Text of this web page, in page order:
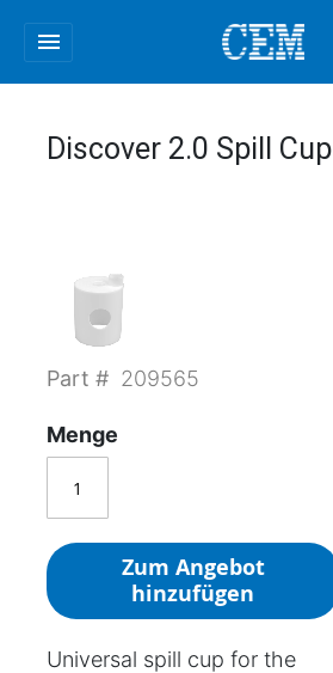
menu
Discover 2.0 Spill Cup
Part # 209565
Menge
Zum Angebot
hinzufügen
Universal spill cup for the